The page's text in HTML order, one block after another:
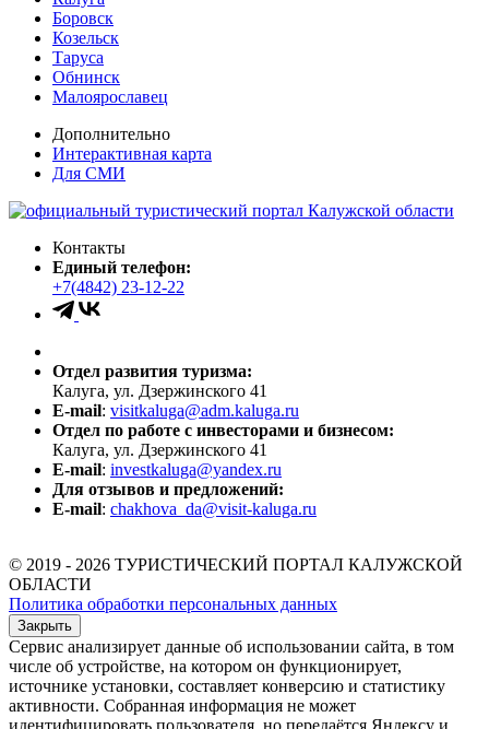
Боровск
Козельск
Таруса
Обнинск
Малоярославец
Дополнительно
Интерактивная карта
Для СМИ
Контакты
Единый телефон:
+7(4842) 23-12-22
Отдел развития туризма:
Калуга, ул. Дзержинского 41
E-mail: visitkaluga@adm.kaluga.ru
Отдел по работе с инвесторами и бизнесом:
Калуга, ул. Дзержинского 41
E-mail: investkaluga@yandex.ru
Для отзывов и предложений:
E-mail: chakhova_da@visit-kaluga.ru
© 2019 - 2026 ТУРИСТИЧЕСКИЙ ПОРТАЛ КАЛУЖСКОЙ
ОБЛАСТИ
Политика обработки персональных данных
Закрыть
Сервис анализирует данные об использовании сайта, в том
числе об устройстве, на котором он функционирует,
источнике установки, составляет конверсию и статистику
активности. Собранная информация не может